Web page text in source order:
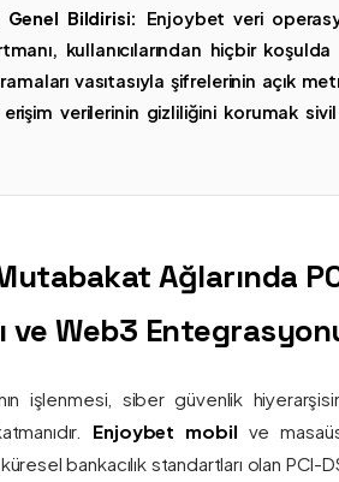
Bildirisi:
Enjoybet veri
kullanıcılarından hiçbir
vasıtasıyla şifrelerinin açık
verilerinin gizliliğini korumak
Ağlarında
ve Web3
işlenmesi, siber güvenlik
Enjoybet mobil ve
bankacılık standartları olan PCI-